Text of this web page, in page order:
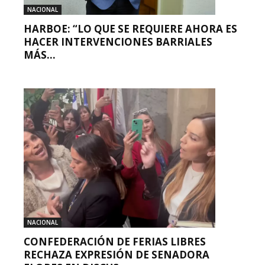
NACIONAL
HARBOE: “LO QUE SE REQUIERE AHORA ES
HACER INTERVENCIONES BARRIALES
MÁS...
NACIONAL
CONFEDERACIÓN DE FERIAS LIBRES
RECHAZA EXPRESIÓN DE SENADORA